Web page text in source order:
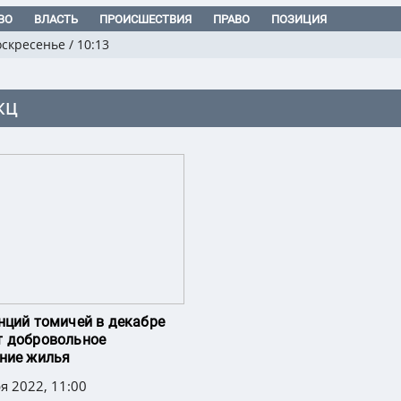
ВЛАСТЬ ПРОИСШЕСТВИЯ ПРАВО ПОЗИЦИЯ
/ 10:13
томичей в декабре
добровольное
жилья
2022, 11:00